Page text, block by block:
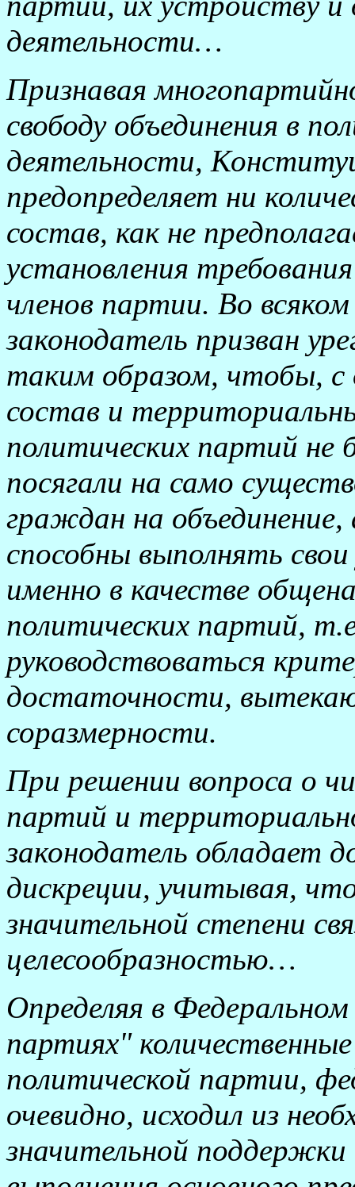
деятельности…
Признавая
свободу объединения в
деятельности,
предопределяет ни
состав, как не
установления
членов партии. Во
законодатель призван
таким образом, чтобы, с
состав и
политических партий не
посягали на само
граждан на
способны выполнять
именно в качестве
политических партий,
руководствоваться
достаточности,
соразмерности.
При решении вопроса о
партий и
законодатель обладает
дискреции, учитывая,
значительной степени
целесообразностью…
Определяя в
партиях"
политической партии,
очевидно, исходил из
значительной